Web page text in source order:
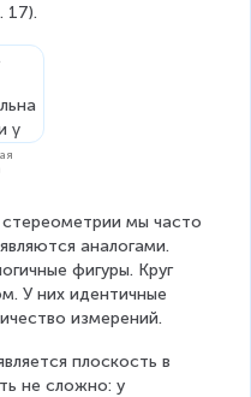
17).
мы часто
аналогами.
фигуры. Круг
У них идентичные
измерений.
плоскость в
не сложно: у